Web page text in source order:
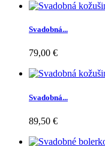
Svadobná...
79,00 €
Svadobná...
89,50 €